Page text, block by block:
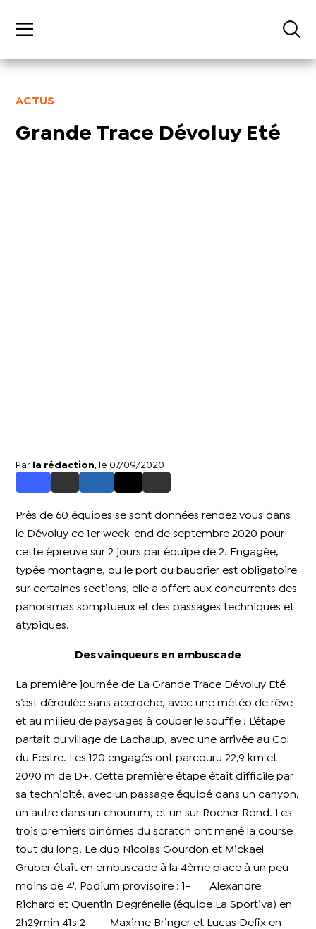
ACTUS
Grande Trace Dévoluy Eté
Par la rédaction , le 07/09/2020
Près de 60 équipes se sont données rendez vous dans
le Dévoluy ce 1er week-end de septembre 2020 pour
cette épreuve sur 2 jours par équipe de 2. Engagée,
typée montagne, ou le port du baudrier est obligatoire
sur certaines sections, elle a offert aux concurrents des
panoramas somptueux et des passages techniques et
atypiques.
Des vainqueurs en embuscade
La première journée de La Grande Trace Dévoluy Eté
s’est déroulée sans accroche, avec une météo de rêve
et au milieu de paysages à couper le souffle !
L’étape
partait du village de Lachaup, avec une arrivée au Col
du Festre. Les 120 engagés ont parcouru 22,9 km et
2090 m de D+. Cette première étape était difficile par
sa technicité, avec un passage équipé dans un canyon,
un autre dans un chourum, et un sur Rocher Rond. Les
trois premiers binômes du scratch ont mené la course
tout du long. Le duo Nicolas Gourdon et Mickael
Gruber était en embuscade à la 4ème place à un peu
moins de 4'. Podium provisoire : 1- Alexandre
Richard et Quentin Degrénelle (équipe La Sportiva) en
2h29min 41s 2- Maxime Bringer et Lucas Defix en